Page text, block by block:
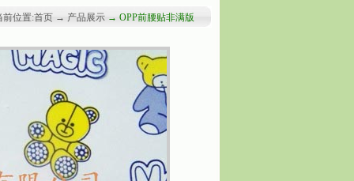
前位置:首页 → 产品展示 → OPP前腰贴非满版